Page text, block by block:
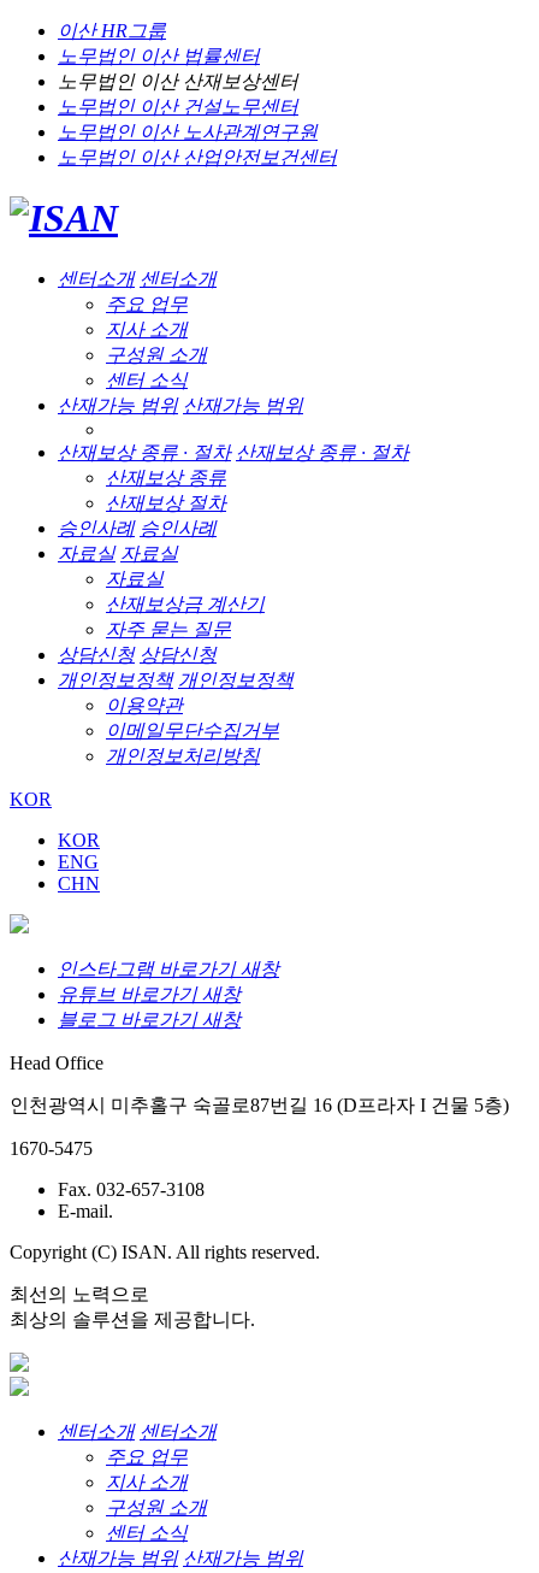
이산 HR그룹
노무법인 이산법률센터
노무법인 이산산재보상센터
노무법인 이산건설노무센터
노무법인 이산노사관계연구원
노무법인 이산산업안전보건센터
센터소개 센터소개
주요 업무
지사 소개
구성원 소개
센터 소식
산재가능 범위 산재가능 범위
산재보상 종류 · 절차 산재보상 종류 · 절차
산재보상 종류
산재보상 절차
승인사례 승인사례
자료실 자료실
자료실
산재보상금 계산기
자주 묻는 질문
상담신청 상담신청
개인정보정책 개인정보정책
이용약관
이메일무단수집거부
개인정보처리방침
KOR
KOR
ENG
CHN
인스타그램 바로가기 새창
유튜브 바로가기 새창
블로그 바로가기 새창
Head Office
인천광역시 미추홀구 숙골로87번길 16 (D프라자 I 건물 5층)
1670-5475
Fax. 032-657-3108
E-mail.
Copyright (C) ISAN. All rights reserved.
최선의 노력으로
최상의 솔루션을 제공합니다.
센터소개 센터소개
주요 업무
지사 소개
구성원 소개
센터 소식
산재가능 범위 산재가능 범위